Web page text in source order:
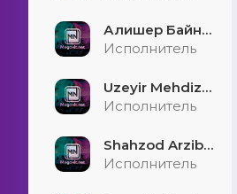
Алишер Байниязов - Қарауыллап
Исполнитель
Uzeyir Mehdizade - Hekaye
Исполнитель
Shahzod Arzibayev - Egilmasin yigitni boshi
Исполнитель